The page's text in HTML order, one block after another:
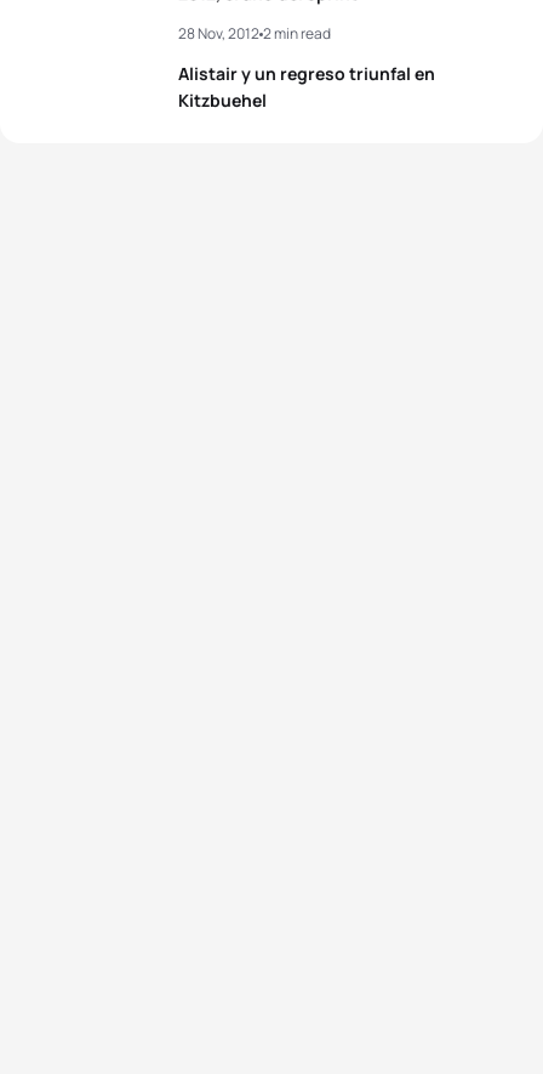
Alistair y un regreso triunfal en
Kitzbuehel
28 Nov, 20122 min read